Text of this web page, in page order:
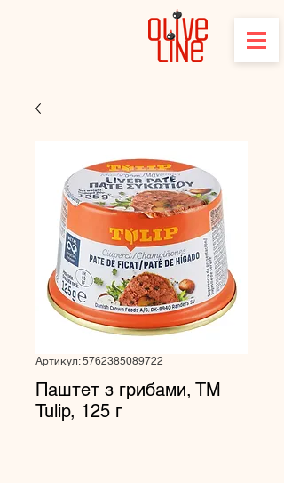
Артикул: 5762385089722
Паштет з грибами, ТМ
Tulip, 125 г